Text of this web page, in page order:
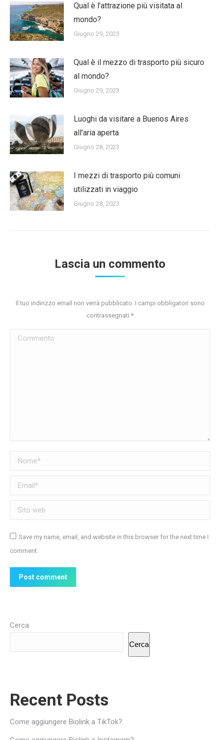
Qual è l’attrazione più visitata al
mondo?
Giugno 29, 2023
Qual è il mezzo di trasporto più sicuro
al mondo?
Giugno 29, 2023
Luoghi da visitare a Buenos Aires
all’aria aperta
Giugno 28, 2023
I mezzi di trasporto più comuni
utilizzati in viaggio
Giugno 28, 2023
Lascia un commento
Il tuo indirizzo email non verrà pubblicato. I campi obbligatori sono
contrassegnati *
Commento
Nome *
Email *
Sito web
Save my name, email, and website in this browser for the next time I
comment.
Post comment
Cerca
Cerca
Recent Posts
Come aggiungere Biolink a TikTok?